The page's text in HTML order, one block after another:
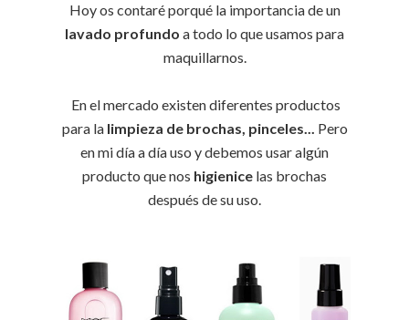
Hoy os contaré porqué la importancia de un
lavado profundo a todo lo que usamos para
maquillarnos.
En el mercado existen diferentes productos
para la limpieza de brochas, pinceles... Pero
en mi día a día uso y debemos usar algún
producto que nos higienice las brochas
después de su uso.